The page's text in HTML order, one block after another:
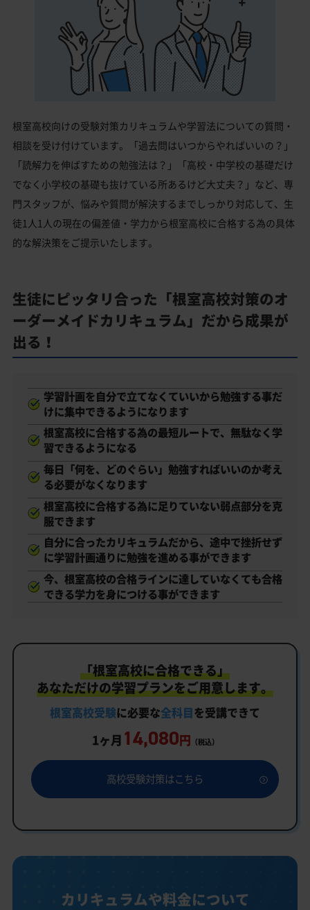
根室高校向けの受験対策カリキュラムや学習法についての質問・
相談を受け付けています。「過去問はいつからやればいいの？」
「読解力を伸ばすための勉強法は？」「高校・中学校の基礎だけ
でなく小学校の基礎も抜けている所あるけど大丈夫？」など、専
門スタッフが、悩みや質問が解決するまでしっかり対応して、生
徒1人1人の現在の偏差値・学力から根室高校に合格する為の具体
的な解決策をご提示いたします。
生徒にピッタリ合った「根室高校対策のオ
ーダーメイドカリキュラム」だから成果が
出る！
学習計画を自分で立てなくていいから勉強する事だ
けに集中できるようになります
根室高校に合格する為の最短ルートで、無駄なく学
習できるようになる
毎日「何を、どのぐらい」勉強すればいいのか考え
る必要がなくなります
根室高校に合格する為に足りていない弱点部分を克
服できます
自分に合ったカリキュラムだから、途中で挫折せず
に学習計画通りに勉強を進める事ができます
今、根室高校の合格ラインに達していなくても合格
できる学力を身につける事ができます
「根室高校に合格できる」
あなただけの学習プランをご用意します。
根室高校受験に必要な全科目を受講できて
1ヶ月 14,080円 （税込）
高校受験対策はこちら
カリキュラムや料金について